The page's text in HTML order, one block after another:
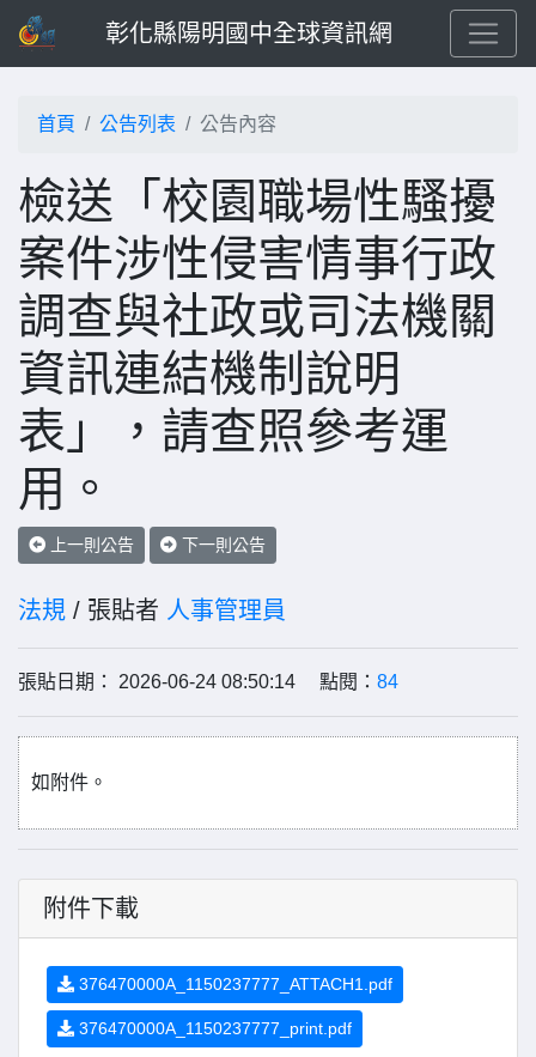
彰化縣陽明國中全球資訊網
首頁 公告列表 公告內容
檢送「校園職場性騷擾
案件涉性侵害情事行政
調查與社政或司法機關
資訊連結機制說明
表」，請查照參考運
用。
上一則公告 下一則公告
法規 / 張貼者 人事管理員
張貼日期： 2026-06-24 08:50:14 點閱： 84
如附件。
附件下載
376470000A_1150237777_ATTACH1.pdf
376470000A_1150237777_print.pdf